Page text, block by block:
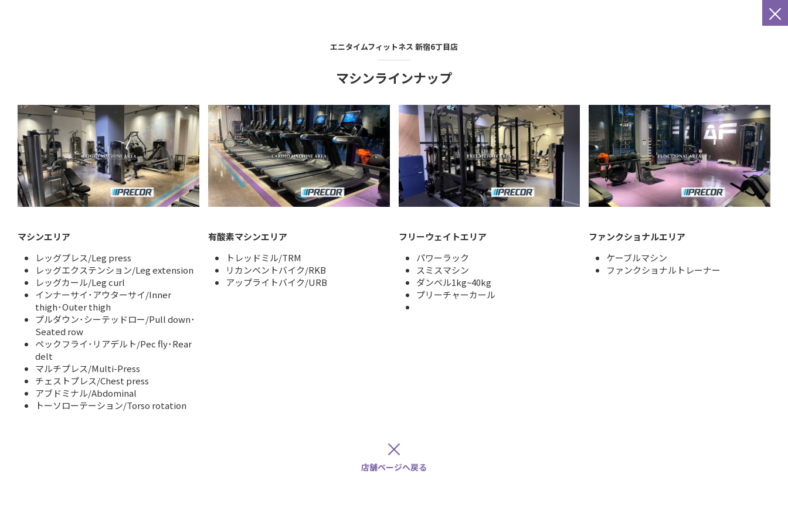
×
エニタイムフィットネス 新宿6丁目店
マシンラインナップ
マシンエリア
レッグプレス/Leg press
レッグエクステンション/Leg extension
レッグカール/Leg curl
インナーサイ･アウターサイ/Inner
thigh･Outer thigh
プルダウン･シーテッドロー/Pull down･
Seated row
ペックフライ･リアデルト/Pec fly･Rear
delt
マルチプレス/Multi-Press
チェストプレス/Chest press
アブドミナル/Abdominal
トーソローテーション/Torso rotation
有酸素マシンエリア
トレッドミル/TRM
リカンベントバイク/RKB
アップライトバイク/URB
フリーウェイトエリア
パワーラック
スミスマシン
ダンベル1kg~40kg
プリーチャーカール
ファンクショナルエリア
ケーブルマシン
ファンクショナルトレーナー
×
店舗ページへ戻る